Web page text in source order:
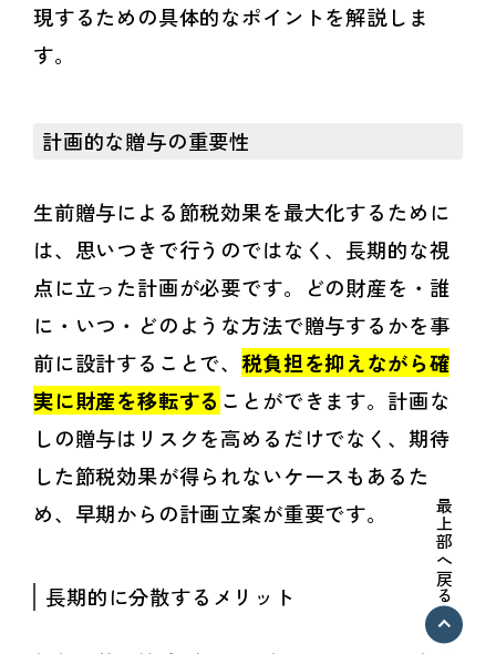
最上部へ戻る
現するための具体的なポイントを解説しま
す。
計画的な贈与の重要性
生前贈与による節税効果を最大化するために
は、思いつきで行うのではなく、長期的な視
点に立った計画が必要です。どの財産を・誰
に・いつ・どのような方法で贈与するかを事
前に設計することで、税負担を抑えながら確
実に財産を移転する ことができます。計画な
しの贈与はリスクを高めるだけでなく、期待
した節税効果が得られないケースもあるた
め、早期からの計画立案が重要です。
長期的に分散するメリット